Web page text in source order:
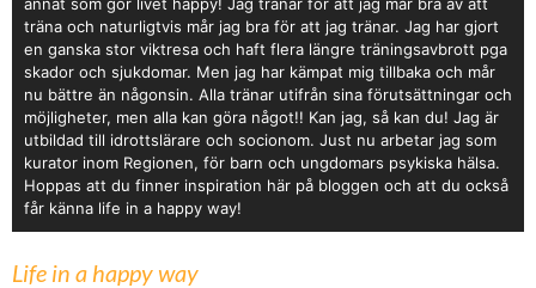
träna och naturligtvis mår jag bra för att jag tränar. Jag har gjort
en ganska stor viktresa och haft flera längre träningsavbrott pga
skador och sjukdomar. Men jag har kämpat mig tillbaka och mår
nu bättre än någonsin. Alla tränar utifrån sina förutsättningar och
möjligheter, men alla kan göra något!! Kan jag, så kan du! Jag är
utbildad till idrottslärare och socionom. Just nu arbetar jag som
kurator inom Regionen, för barn och ungdomars psykiska hälsa.
Hoppas att du finner inspiration här på bloggen och att du också
får känna life in a happy way!
Life in a happy way